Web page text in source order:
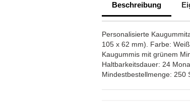
Personalisierte
Beschreibung
Personalisierte
105 x 62 mm). Farbe:
Kaugummis mit grünem
Haltbarkeitsdauer: 24
Mindestbestellmenge: 250